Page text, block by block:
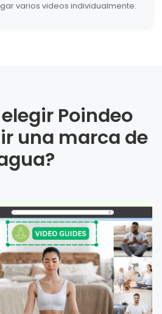
varios videos individualmente.
Poindeo
una marca de